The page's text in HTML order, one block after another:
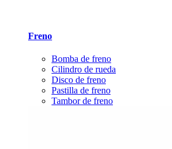
Freno
Bomba de freno
Cilindro de rueda
Disco de freno
Pastilla de freno
Tambor de freno